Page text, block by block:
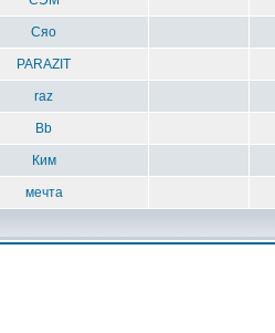
Сяо
PARAZIT
raz
Bb
Ким
мечта